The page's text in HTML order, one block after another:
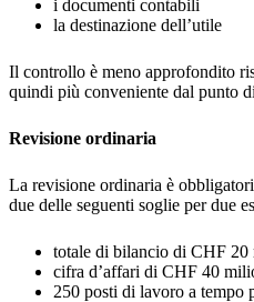
i documenti contabili
la destinazione dell’utile
Il controllo è meno approfondito
quindi più conveniente dal punto
Revisione ordinaria
La revisione ordinaria è
due delle seguenti soglie per due
totale di bilancio di CHF 20
cifra d’affari di CHF 40
250 posti di lavoro a tempo